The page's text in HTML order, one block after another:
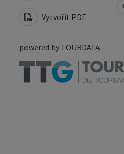
Vytvořit PDF
powered by TOURDATA